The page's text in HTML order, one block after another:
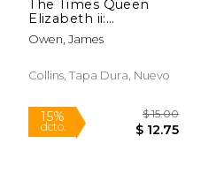
The Times Queen
Elizabeth ii:
Commemorating her
Life and Reign 1926 –
Owen, James
Collins, Tapa Dura, Nuevo